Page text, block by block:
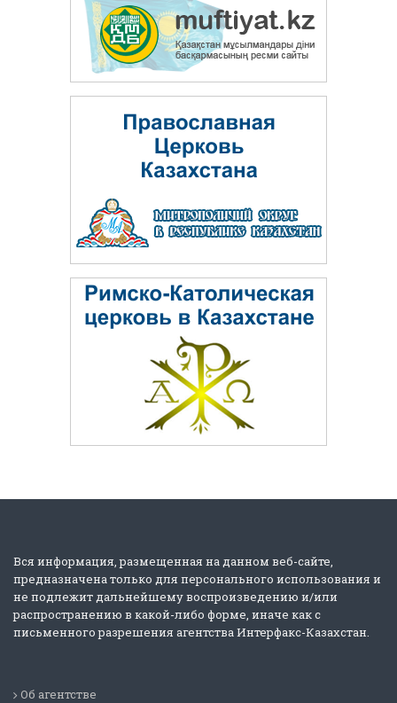
Вся информация, размещенная на данном веб-сайте,
предназначена только для персонального использования и
не подлежит дальнейшему воспроизведению и/или
распространению в какой-либо форме, иначе как с
письменного разрешения агентства Интерфакс-Казахстан.
Об агентстве